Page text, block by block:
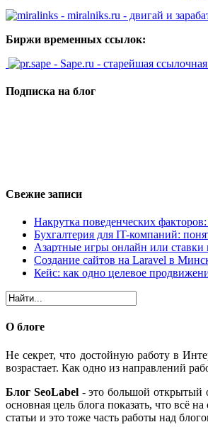
- miralniks.ru - двигай и
Биржи временных ссылок:
- Sape.ru - старейшая
Подписка на блог
Свежие записи
Накрутка поведенческих
Бухгалтерия для IT-компаний:
Азартные игры онлайн или ставки
Создание сайтов на Laravel в
Кейс: как одно целевое
О блоге
Не секрет, что достойную работу в
возрастает. Как одно из направлений
Блог SeoLabel- это большой открытый
основная цель блога показать, что всё
статьи и это тоже часть работы над